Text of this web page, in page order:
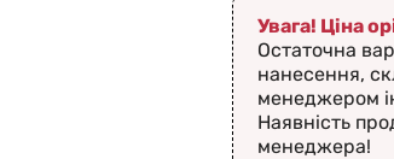
Увага! Ціна
Остаточна
нанесення,
менеджером
Наявність
менеджера!